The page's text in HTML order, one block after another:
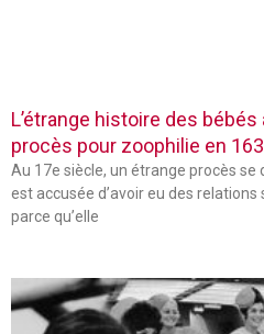
L’étrange histoire des bébés
procès pour zoophilie en
Au 17e siècle, un étrange procès
est accusée d’avoir eu des
parce qu’elle